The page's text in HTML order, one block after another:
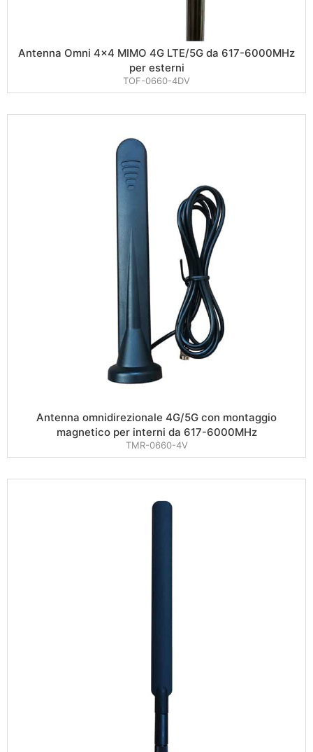
Antenna Omni 4×4 MIMO 4G LTE/5G da 617-6000MHz
per esterni
TOF-0660-4DV
Antenna omnidirezionale 4G/5G con montaggio
magnetico per interni da 617-6000MHz
TMR-0660-4V